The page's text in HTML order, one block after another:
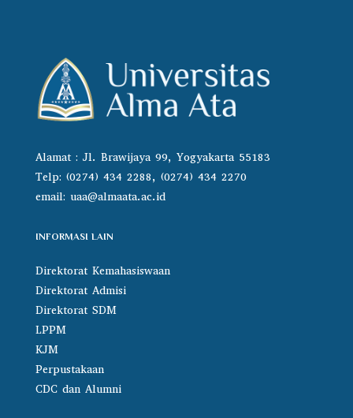
Alamat : Jl. Brawijaya 99, Yogyakarta 55183
Telp: (0274) 434 2288, (0274) 434 2270
email: uaa@almaata.ac.id
INFORMASI LAIN
Direktorat Kemahasiswaan
Direktorat Admisi
Direktorat SDM
LPPM
KJM
Perpustakaan
CDC dan Alumni